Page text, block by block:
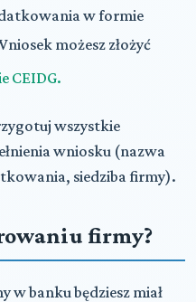
w formie
możesz złożyć
CEIDG.
wszystkie
wniosku (nazwa
siedziba firmy).
firmy?
w banku będziesz miał